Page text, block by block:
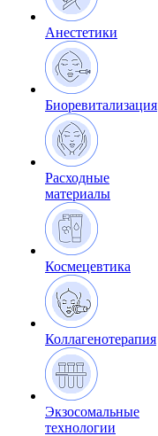
Анестетики
Биоревитализация
Расходные
материалы
Космецевтика
Коллагенотерапия
Экзосомальные
технологии